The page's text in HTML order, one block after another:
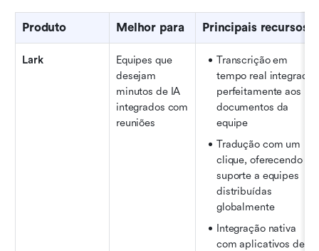
Produto Melhor para Principais recursos
Lark
Equipes que
desejam
minutos de IA
integrados com
reuniões
Transcrição em
tempo real integrada
perfeitamente aos
documentos da
equipe
Tradução com um
clique, oferecendo
suporte a equipes
distribuídas
globalmente
Integração nativa
com aplicativos de